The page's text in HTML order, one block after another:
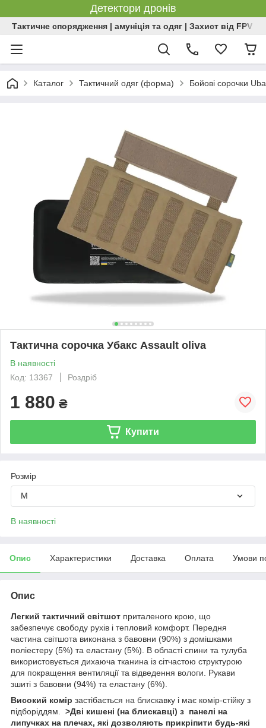
Детектори дронів
Тактичне спорядження | амуніція та одяг | Захист від FPV |
Каталог Тактичний одяг (форма) Бойові сорочки
Тактична сорочка Убакс Assault oliva
В наявності
Код: 13367
Роздріб
1 880 ₴
Купити
Розмір
M
В наявності
Опис Характеристики Доставка Оплата Умови
Опис
Легкий тактичний світшот приталеного крою, що
забезпечує свободу рухів і тепловий комфорт. Передня
частина світшота виконана з бавовни (90%) з домішками
поліестеру (5%) та еластану (5%). В області спини та тулуба
використовується дихаюча тканина із сітчастою структурою
для покращення вентиляції та відведення вологи. Рукави
зшиті з бавовни (94%) та еластану (6%).
Високий комір застібається на блискавку і має комір-стійку з
підборіддям.
>Дві кишені (на блискавці) з панелі на
липучках на плечах, які дозволяють прикріпити будь-які